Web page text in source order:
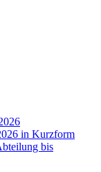
in Kurzform
bis